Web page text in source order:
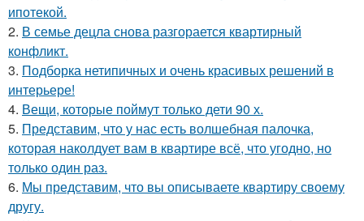
ипотекой.
2. В семье децла снова разгорается квартирный
конфликт.
3. Подборка нетипичных и очень красивых решений в
интерьере!
4. Вещи, которые поймут только дети 90 х.
5. Представим, что у нас есть волшебная палочка,
которая наколдует вам в квартире всё, что угодно, но
только один раз.
6. Мы представим, что вы описываете квартиру своему
другу.